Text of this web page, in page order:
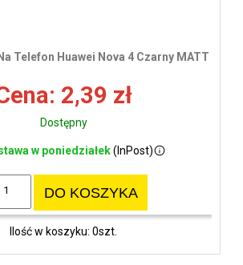
Telefon Huawei Nova 4 Czarny MATT
2,39 zł
Dostępny
w poniedziałek(InPost)
DO KOSZYKA
Ilość w koszyku: 0szt.